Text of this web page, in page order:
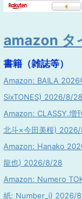
amazon タ
書籍（雑誌等）
Amazon: BAILA 2026
SixTONES) 2026/8/28
Amazon: CLASSY.増
北斗×今田美桜)
Amazon: Hanako
龍也) 2026/8/28
Amazon: Numero
紙: Number_i) 2026/